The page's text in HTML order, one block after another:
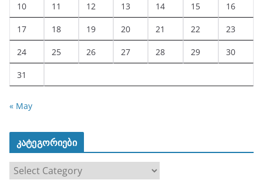
10 11 12 13 14 15 16
17 18 19 20 21 22 23
24 25 26 27 28 29 30
31
« May
კატეგორიები